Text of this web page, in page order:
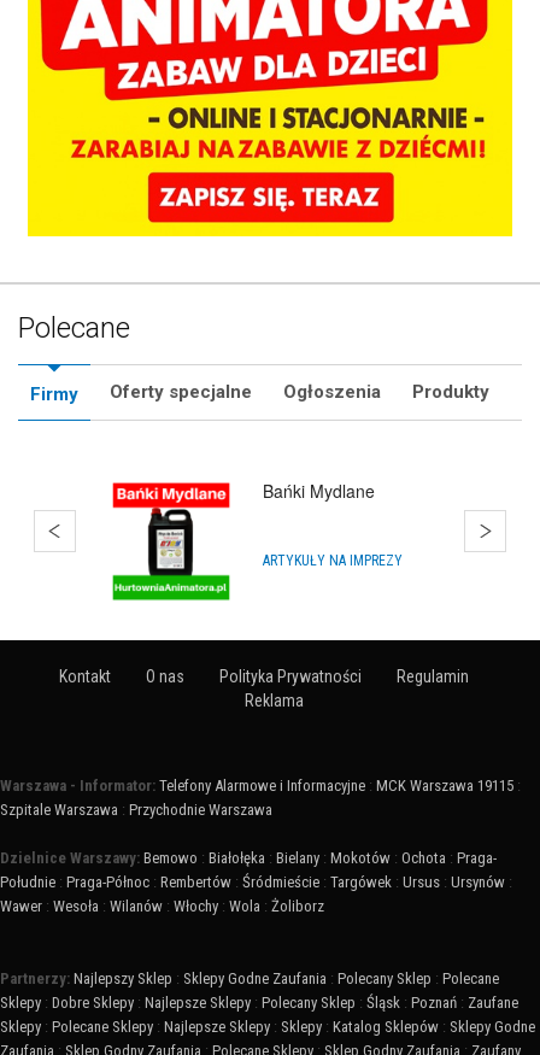
Polecane
Firmy Oferty specjalne Ogłoszenia Produkty
SklepMikolaja.pl
IMPREZY, WYDARZENIA
Kontakt O nas Polityka Prywatności
Regulamin
Reklama
Warszawa - Informator: Telefony Alarmowe i Informacyjne : MCK Warszawa 19115 :
Szpitale Warszawa : Przychodnie Warszawa
Dzielnice Warszawy: Bemowo : Białołęka : Bielany : Mokotów : Ochota : Praga-
Południe : Praga-Północ : Rembertów : Śródmieście : Targówek : Ursus : Ursynów :
Wawer : Wesoła : Wilanów : Włochy : Wola : Żoliborz
Partnerzy: Najlepszy Sklep : Sklepy Godne Zaufania : Polecany Sklep : Polecane
Sklepy : Dobre Sklepy : Najlepsze Sklepy : Polecany Sklep : Śląsk : Poznań : Zaufane
Sklepy : Polecane Sklepy : Najlepsze Sklepy : Sklepy : Katalog Sklepów : Sklepy Godne
Zaufania : Sklep Godny Zaufania : Polecane Sklepy : Sklep Godny Zaufania : Zaufany